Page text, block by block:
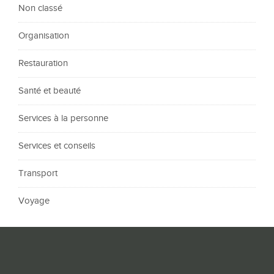
Non classé
Organisation
Restauration
Santé et beauté
Services à la personne
Services et conseils
Transport
Voyage